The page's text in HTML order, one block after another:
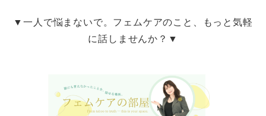
▼一人で悩まないで。フェムケアのこと、もっと気軽
に話しませんか？▼